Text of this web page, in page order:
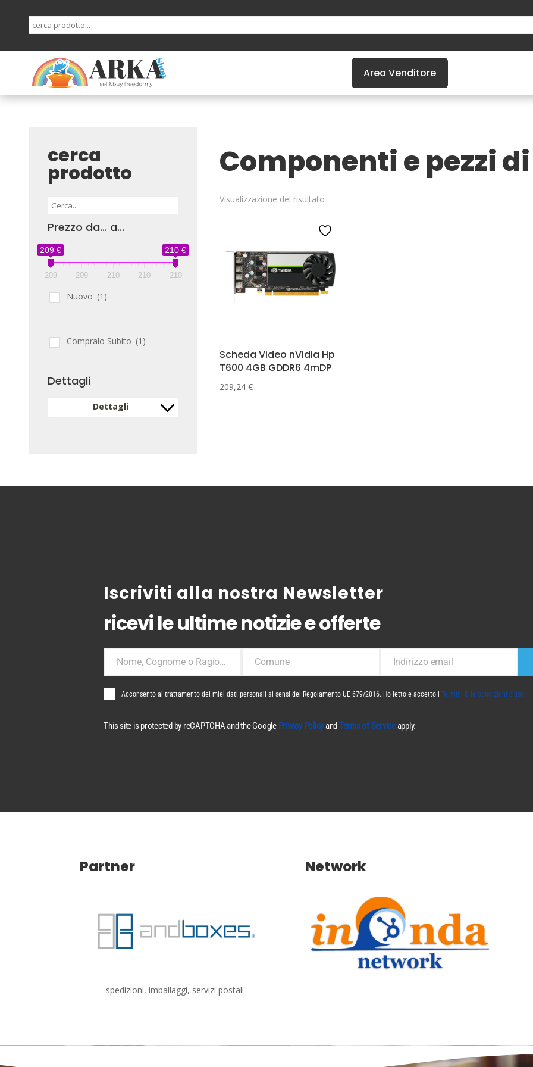
Area Venditore
cerca
prodotto
Prezzo da... a...
209 € 210 €
209 209 210 210 210
Nuovo (1)
Compralo Subito (1)
Dettagli
Dettagli
Componenti e pezzi
Visualizzazione del risultato
Scheda Video nVidia Hp
T600 4GB GDDR6 4mDP
209,24€
Iscriviti alla nostra Newsletter
ricevi le ultime notizie e offerte
Nome,Cognome
Ragione
Nome, Cognome o Ragione Sociale
Comune
Comune
email
Indirizzo email
Acconsento al trattamento dei miei dati personali ai sensi del Regolamento UE 679/2016. Ho letto e accetto iTermini & le condizioni d'uso
This site is protected by reCAPTCHA and the Google Privacy Policyand Terms of Serviceapply.
Partner
spedizioni, imballaggi, servizi postali
Network